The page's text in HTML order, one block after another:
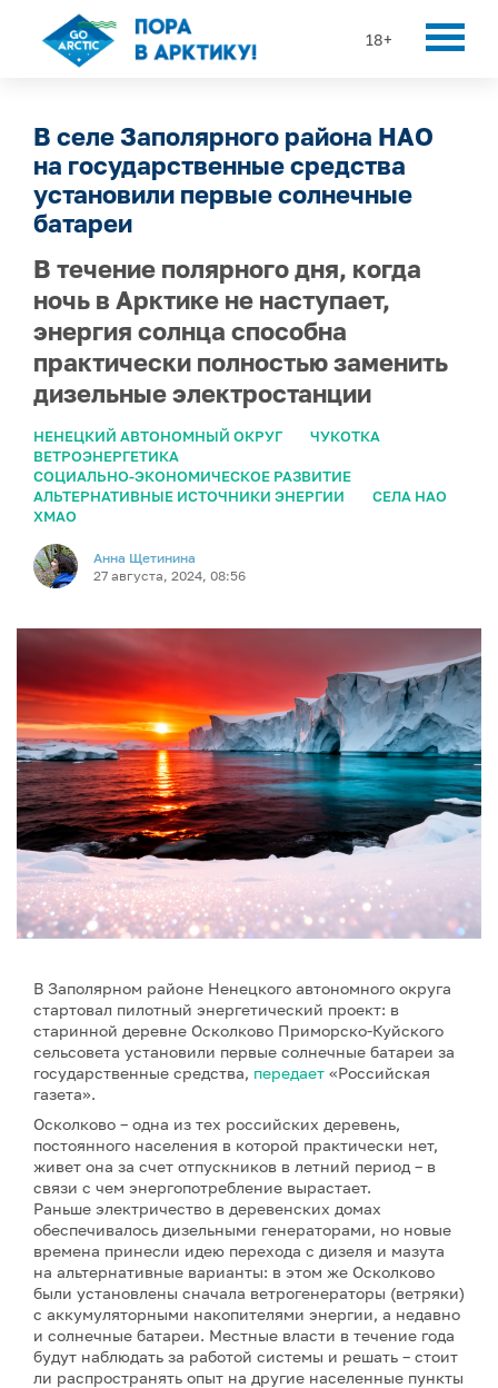
18+
В селе Заполярного района НАО
на государственные средства
установили первые солнечные
батареи
В течение полярного дня, когда
ночь в Арктике не наступает,
энергия солнца способна
практически полностью заменить
дизельные электростанции
НЕНЕЦКИЙ АВТОНОМНЫЙ ОКРУГ
ЧУКОТКА
ВЕТРОЭНЕРГЕТИКА
СОЦИАЛЬНО-ЭКОНОМИЧЕСКОЕ РАЗВИТИЕ
АЛЬТЕРНАТИВНЫЕ ИСТОЧНИКИ ЭНЕРГИИ
СЕЛА НАО
ХМАО
Анна Щетинина
27 августа, 2024, 08:56
В Заполярном районе Ненецкого автономного округа
стартовал пилотный энергетический проект: в
старинной деревне Осколково Приморско-Куйского
сельсовета установили первые солнечные батареи за
государственные средства, передает «Российская
газета».
Осколково – одна из тех российских деревень,
постоянного населения в которой практически нет,
живет она за счет отпускников в летний период – в
связи с чем энергопотребление вырастает.
Раньше электричество в деревенских домах
обеспечивалось дизельными генераторами, но новые
времена принесли идею перехода с дизеля и мазута
на альтернативные варианты: в этом же Осколково
были установлены сначала ветрогенераторы (ветряки)
с аккумуляторными накопителями энергии, а недавно
и солнечные батареи. Местные власти в течение года
будут наблюдать за работой системы и решать – стоит
ли распространять опыт на другие населенные пункты